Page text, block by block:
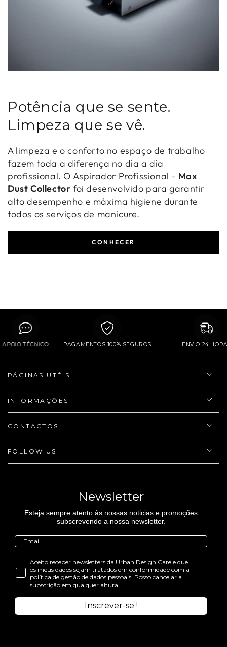
Potência que se sente.
Limpeza que se vê.
A limpeza e o conforto no espaço de trabalho
fazem toda a diferença no dia a dia
profissional. O Aspirador Profissional - Max
Dust Collector foi desenvolvido para garantir
alto desempenho e máxima higiene durante
todos os serviços de manicure.
CONHECER
APOIO TÉCNICO PAGAMENTOS 100% SEGUROS ENVIO 24
PÁGINAS UTÉIS
INFORMAÇÕES
CONTACTOS
FOLLOW US
Newsletter
Esteja sempre atento às nossas noticias e promoções
subscrevendo a nossa newsletter.
Aceito receber newsletters da Urban Design Care e que
os meus dados sejam tratados em conformidade com a
política de gestão de dados pessoais. Posso cancelar a
subscrição em qualquer altura.
Inscrever-se !